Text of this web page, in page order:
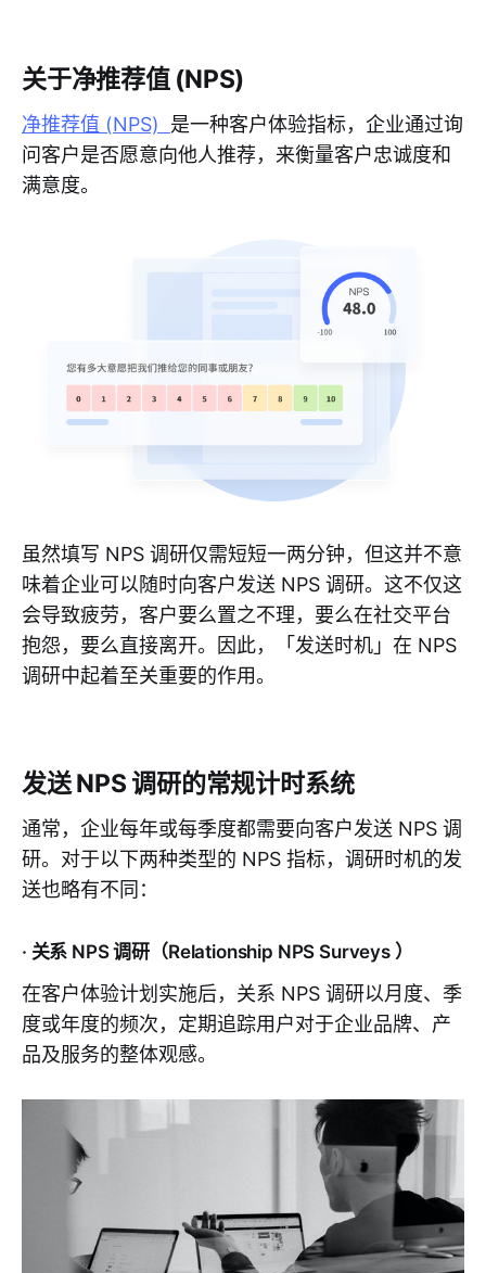
关于净推荐值 (NPS)
净推荐值 (NPS) 是一种客户体验指标，企业通过询
问客户是否愿意向他人推荐，来衡量客户忠诚度和
满意度。
虽然填写 NPS 调研仅需短短一两分钟，但这并不意
味着企业可以随时向客户发送 NPS 调研。这不仅这
会导致疲劳，客户要么置之不理，要么在社交平台
抱怨，要么直接离开。因此，「发送时机」在 NPS
调研中起着至关重要的作用。
发送 NPS 调研的常规计时系统
通常，企业每年或每季度都需要向客户发送 NPS 调
研。对于以下两种类型的 NPS 指标，调研时机的发
送也略有不同：
· 关系 NPS 调研（Relationship NPS Surveys ）
在客户体验计划实施后，关系 NPS 调研以月度、季
度或年度的频次，定期追踪用户对于企业品牌、产
品及服务的整体观感。